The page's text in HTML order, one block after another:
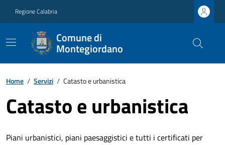
Regione Calabria
Comune di
Montegiordano
Home / Servizi / Catasto e urbanistica
Catasto e urbanistica
Piani urbanistici, piani paesaggistici e tutti i certificati per